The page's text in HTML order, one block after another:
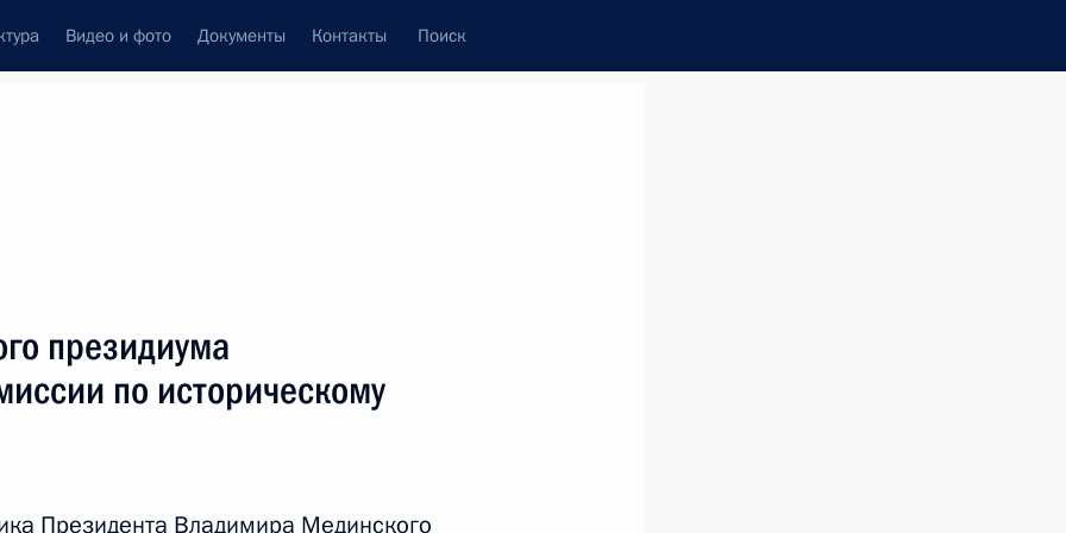
Видео и фото Документы Контакты Поиск
президиума
по историческому
Президента Владимира Мединского